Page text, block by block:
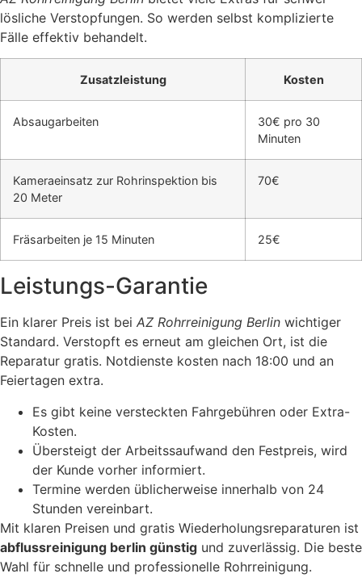
lösliche Verstopfungen. So werden selbst komplizierte
Fälle effektiv behandelt.
Zusatzleistung Kosten
Absaugarbeiten
30€ pro 30
Minuten
Kameraeinsatz zur Rohrinspektion bis
20 Meter
70€
Fräsarbeiten je 15 Minuten 25€
Leistungs-Garantie
Ein klarer Preis ist bei AZ Rohrreinigung Berlin wichtiger
Standard. Verstopft es erneut am gleichen Ort, ist die
Reparatur gratis. Notdienste kosten nach 18:00 und an
Feiertagen extra.
Es gibt keine versteckten Fahrgebühren oder Extra-
Kosten.
Übersteigt der Arbeitssaufwand den Festpreis, wird
der Kunde vorher informiert.
Termine werden üblicherweise innerhalb von 24
Stunden vereinbart.
Mit klaren Preisen und gratis Wiederholungsreparaturen ist
abflussreinigung berlin günstig und zuverlässig. Die beste
Wahl für schnelle und professionelle Rohrreinigung.